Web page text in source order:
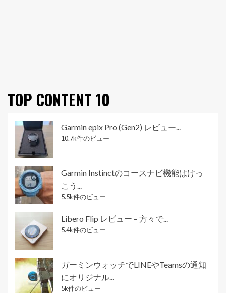
TOP CONTENT 10
Garmin epix Pro (Gen2) レビュー...
10.7k件のビュー
Garmin Instinctのコースナビ機能はけっ
こう...
5.5k件のビュー
Libero Flip レビュー – 方々で...
5.4k件のビュー
ガーミンウォッチでLINEやTeamsの通知
にオリジナル...
5k件のビュー